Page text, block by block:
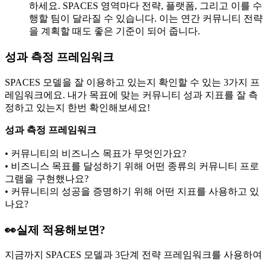
하세요. SPACES 영역마다 전략, 플랫폼, 그리고 이를 수
행할 팀이 달라질 수 있습니다. 이는 연간 커뮤니티 전략
을 계획할 때도 좋은 기준이 되어 줍니다.
성과 측정 프레임워크
SPACES 모델을 잘 이용하고 있는지 확인할 수 있는 3가지 프
레임워크에요. 내가 목표에 맞는 커뮤니티 성과 지표를 잘 측
정하고 있는지 한번 확인해보세요!
성과 측정 프레임워크
• 커뮤니티의 비즈니스 목표가 무엇인가요?
• 비즈니스 목표를 달성하기 위해 어떤 종류의 커뮤니티 프로
그램을 구현했나요?
• 커뮤니티의 성공을 증명하기 위해 어떤 지표를 사용하고 있
나요?
👀실제 적용해보면?
지금까지 SPACES 모델과 3단계 전략 프레임워크를 사용하여